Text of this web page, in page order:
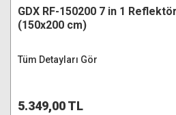
GDX RF-150200 7 in 1
(150x200 cm)
Tüm Detayları Gör
5.349,00 TL